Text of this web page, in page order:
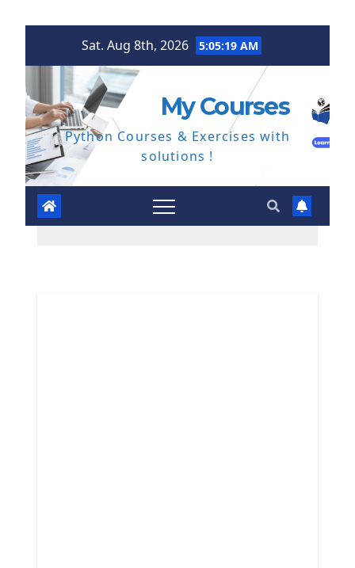
Sat. Aug 8th, 2026 5:05:20 AM
My Courses
Python Courses & Exercises with
solutions !